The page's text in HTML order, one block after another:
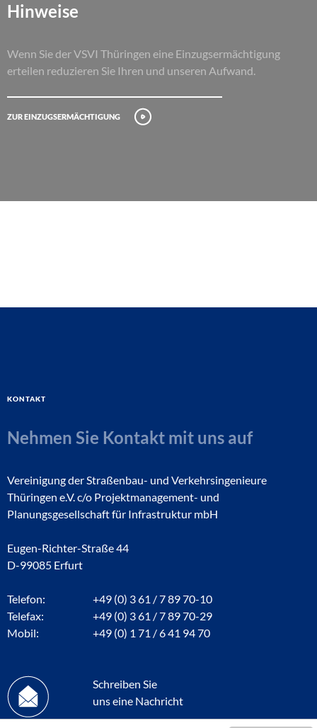
Hinweise
Wenn Sie der VSVI Thüringen eine Einzugsermächtigung
erteilen reduzieren Sie Ihren und unseren Aufwand.
Zur Einzugsermächtigung
Kontakt
Nehmen Sie Kontakt mit uns auf
Vereinigung der Straßenbau- und Verkehrsingenieure
Thüringen e.V. c/o Projektmanagement- und
Planungsgesellschaft für Infrastruktur mbH
Eugen-Richter-Straße 44
D-99085 Erfurt
Telefon:
+49 (0) 3 61 / 7 89 70-10
Telefax:
+49 (0) 3 61 / 7 89 70-29
Mobil:
+49 (0) 1 71 / 6 41 94 70
Schreiben Sie
uns eine Nachricht